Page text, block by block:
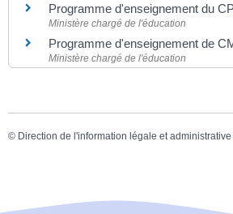
Programme d'enseignement du
Ministère chargé de l'éducation
Programme d'enseignement de
Ministère chargé de l'éducation
© Direction de l'information légale et administrative